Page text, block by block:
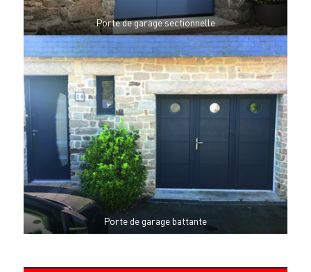
Porte de garage sectionnelle
Porte de garage battante